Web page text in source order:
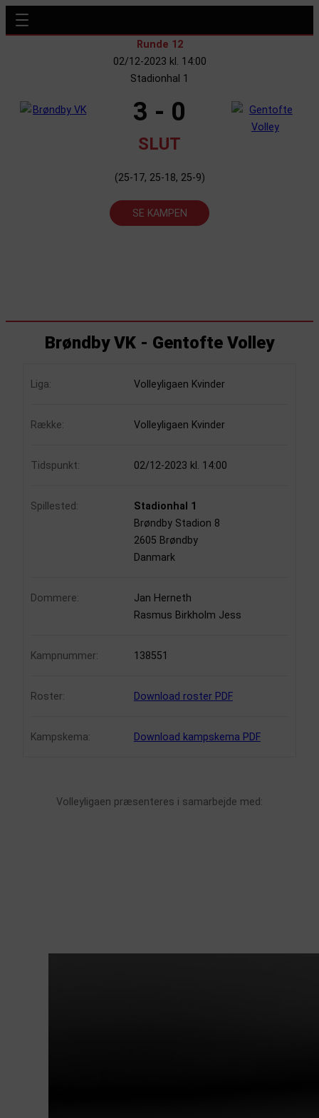
Runde 12
02/12-2023 kl. 14:00
Stadionhal 1
3 - 0
SLUT
(25-17, 25-18, 25-9)
SE KAMPEN
Brøndby VK - Gentofte Volley
Liga: Volleyligaen Kvinder
Række: Volleyligaen Kvinder
Tidspunkt: 02/12-2023 kl. 14:00
Spillested:
Stadionhal 1
Brøndby Stadion 8
2605 Brøndby
Danmark
Dommere:
Jan Herneth
Rasmus Birkholm Jess
Kampnummer: 138551
Roster: Download roster PDF
Kampskema: Download kampskema PDF
Volleyligaen præsenteres i samarbejde med: